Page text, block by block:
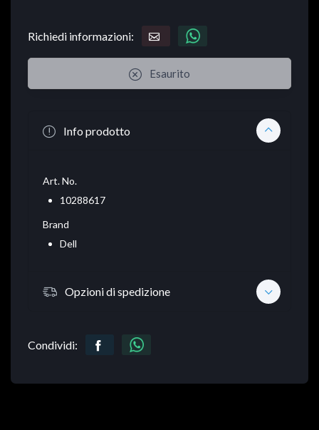
Richiedi informazioni:
Esaurito
Info prodotto
Art. No.
10288617
Brand
Dell
Opzioni di spedizione
Condividi: